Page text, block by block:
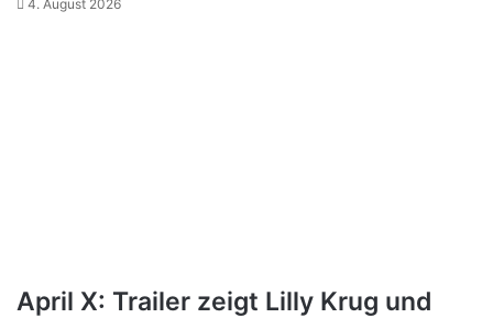
4. August 2026
April X: Trailer zeigt Lilly Krug und